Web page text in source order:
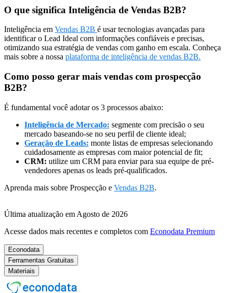
O que significa Inteligência de Vendas B2B?
Inteligência em Vendas B2B é usar tecnologias avançadas para
identificar o Lead Ideal com informações confiáveis e precisas,
otimizando sua estratégia de vendas com ganho em escala. Conheça
mais sobre a nossa plataforma de inteligência de vendas B2B.
Como posso gerar mais vendas com prospecção
B2B?
É fundamental você adotar os 3 processos abaixo:
Inteligência de Mercado: segmente com precisão o seu
mercado baseando-se no seu perfil de cliente ideal;
Geração de Leads: monte listas de empresas selecionando
cuidadosamente as empresas com maior potencial de fit;
CRM: utilize um CRM para enviar para sua equipe de pré-
vendedores apenas os leads pré-qualificados.
Aprenda mais sobre Prospecção e Vendas B2B.
Última atualização em Agosto de 2026
Acesse dados mais recentes e completos com Econodata Premium
Econodata
Ferramentas Gratuitas
Materiais